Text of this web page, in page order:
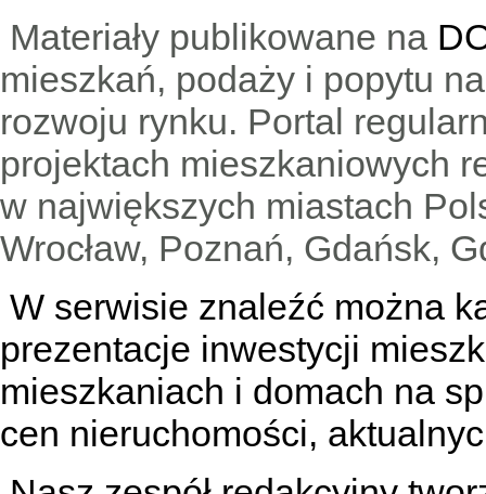
Materiały publikowane na
mieszkań, podaży i popytu
rozwoju rynku. Portal
projektach mieszkaniowych
w największych miastach
Wrocław, Poznań, Gdańsk,
W serwisie znaleźć można
prezentacje inwestycji
mieszkaniach i domach na
cen nieruchomości,